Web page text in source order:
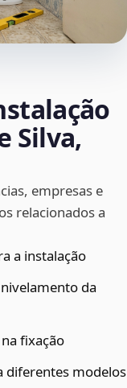
Silva,
empresas e
relacionados a
a instalação
da
fixação
diferentes modelos